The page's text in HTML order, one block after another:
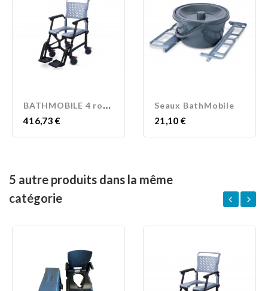
B
ATHMOBILE 4 roues
Prix
416,73 €
Seaux BathMobile
Prix
21,10 €
5 autre produits dans la même
catégorie